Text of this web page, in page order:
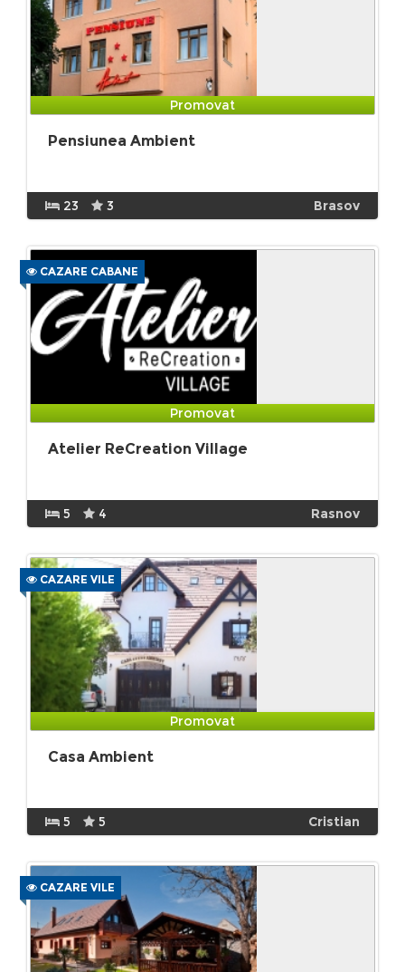
Promovat
Pensiunea Ambient
23 3 Brasov
CAZARE CABANE
Promovat
Atelier ReCreation Village
5 4 Rasnov
CAZARE VILE
Promovat
Casa Ambient
5 5 Cristian
CAZARE VILE